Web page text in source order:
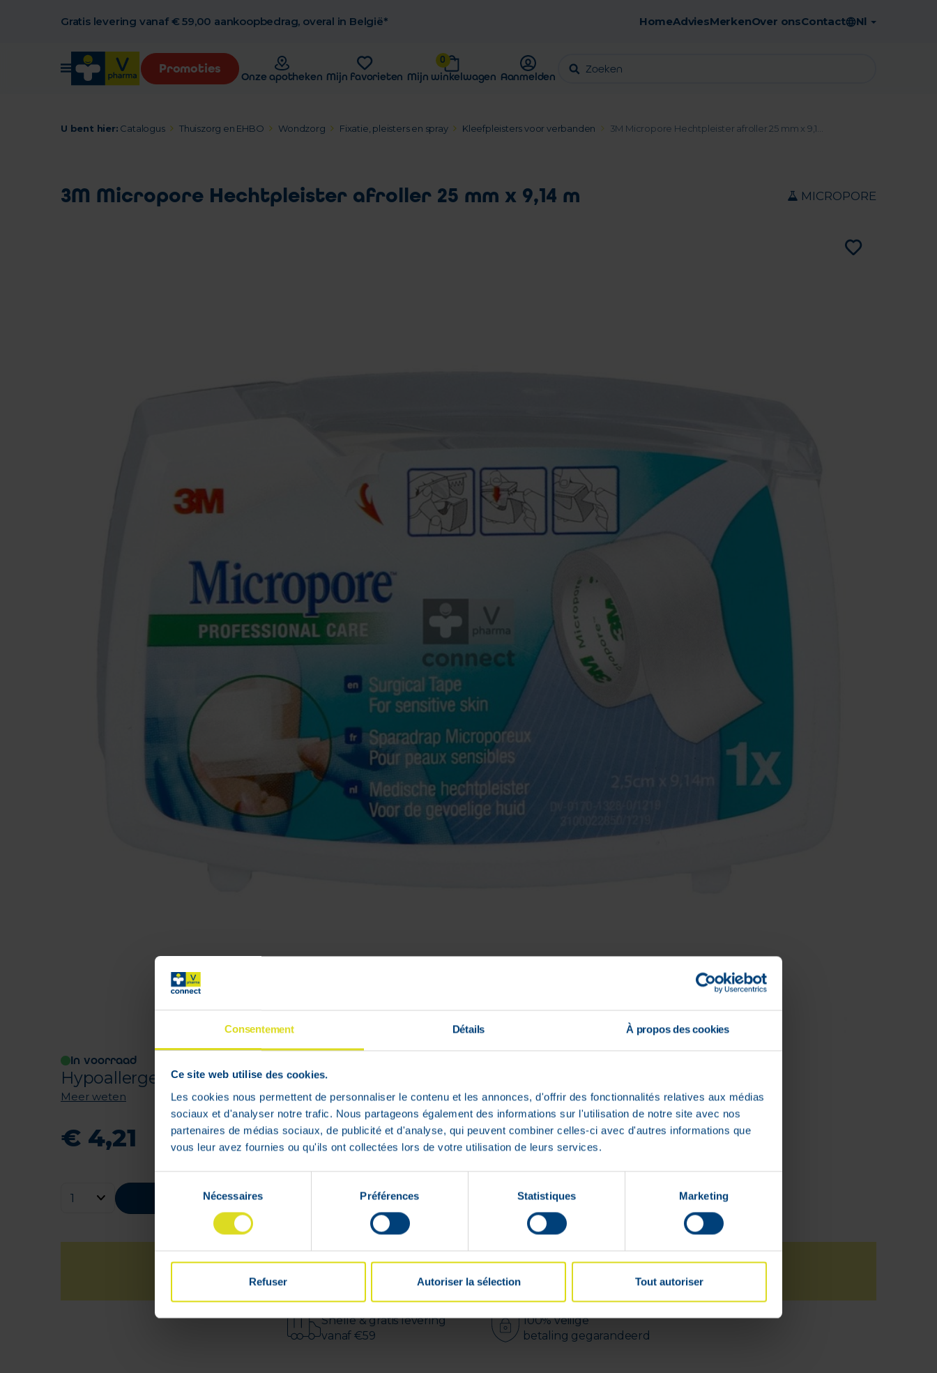
Consentement Détails À propos des cookies
Ce site web utilise des cookies.
Les cookies nous permettent de personnaliser le contenu et les annonces, d'offrir des fonctionnalités relatives aux médias
sociaux et d'analyser notre trafic. Nous partageons également des informations sur l'utilisation de notre site avec nos
partenaires de médias sociaux, de publicité et d'analyse, qui peuvent combiner celles-ci avec d'autres informations que
vous leur avez fournies ou qu'ils ont collectées lors de votre utilisation de leurs services.
consentement
Nécessaires Préférences Statistiques Marketing
Refuser Autoriser la sélection Tout autoriser
Gratis levering vanaf € 59,00 aankoopbedrag, overal in België* Gratis afhaling in de apotheek
HomeAdviesMerkenOver onsContact Nl
Promoties
Onze apotheken Mijn favorieten
0
Mijn winkelwagen Aanmelden
U bent hier: Catalogus Thuiszorg en EHBO Wondzorg Fixatie, pleisters en spray Kleefpleisters voor verbanden 3M Micropore Hechtpleister afroller 25 mm x 9,1...
3M Micropore Hechtpleister afroller 25 mm x 9,14 m MICROPORE
In voorraad
Hypoallergene niet-geweven hechtpleister, voor een kwetsbare huid.
Meer weten
€ 4,21
Bestellen
Snelle & gratis levering
vanaf €59
100% veilige
betaling gegarandeerd